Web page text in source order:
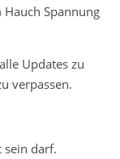
Spannung
Updates zu
verpassen.
sein darf.